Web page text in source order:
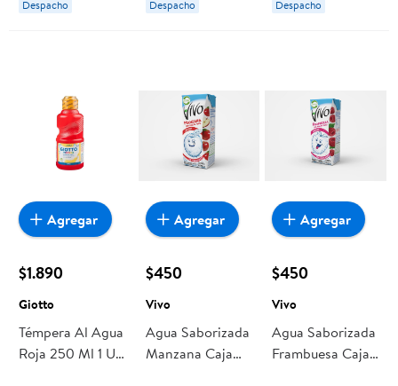
Despacho Despacho Despacho
$1.890
Giotto
Témpera Al Agua
Roja 250 Ml 1 Un
Agregar
$450
Vivo
Agua Saborizada
Manzana Caja
Agregar
$450
Vivo
Agua Saborizada
Frambuesa Caja
Agregar